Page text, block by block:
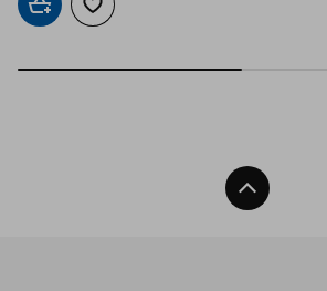
Προσθήκη στο καλάθι
Προσθήκη στα αγαπημένα
Back To